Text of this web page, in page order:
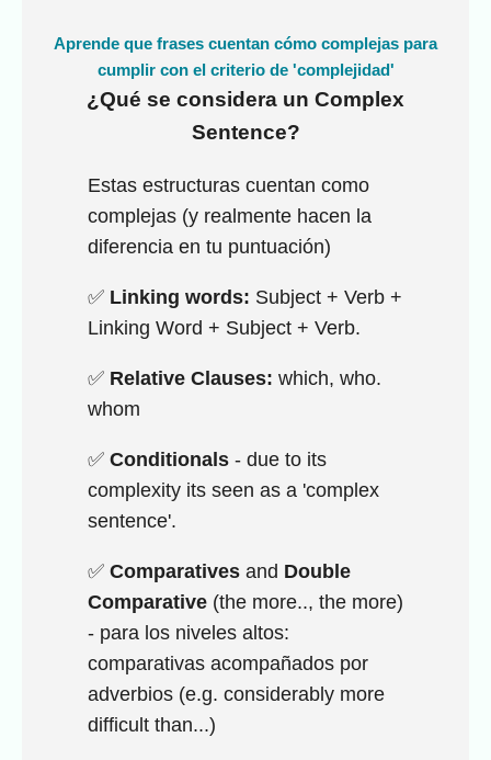
Aprende que frases cuentan cómo complejas para
cumplir con el criterio de 'complejidad'
¿Qué se considera un Complex
Sentence?
Estas estructuras cuentan como
complejas (y realmente hacen la
diferencia en tu puntuación)
✅ Linking words: Subject + Verb +
Linking Word + Subject + Verb.
✅ Relative Clauses: which, who.
whom
✅ Conditionals - due to its
complexity its seen as a 'complex
sentence'.
✅ Comparatives and Double
Comparative (the more.., the more)
- para los niveles altos:
comparativas acompañados por
adverbios (e.g. considerably more
difficult than...)